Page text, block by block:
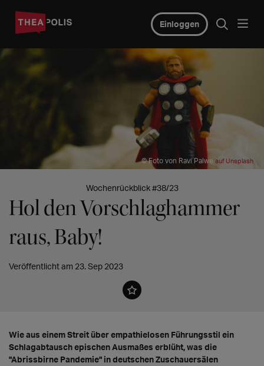
Einloggen
© Foto von Ravi Palwe auf Unsplash
Wochenrückblick #38/23
Hol den Vorschlaghammer
raus, Baby!
Veröffentlicht am 23. Sep 2023
Wie aus einem Streit über empathielosen Führungsstil ein
Schlagabtausch epischen Ausmaßes erblüht, was die
"Abrissbirne Pandemie" in deutschen Zuschauersälen